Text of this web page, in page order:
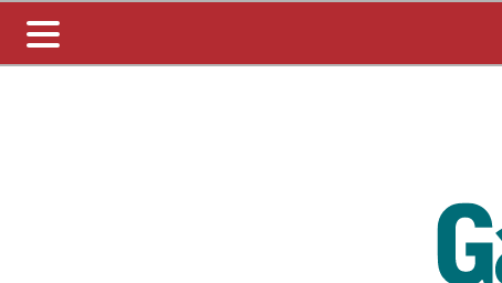
Toggle
navigation